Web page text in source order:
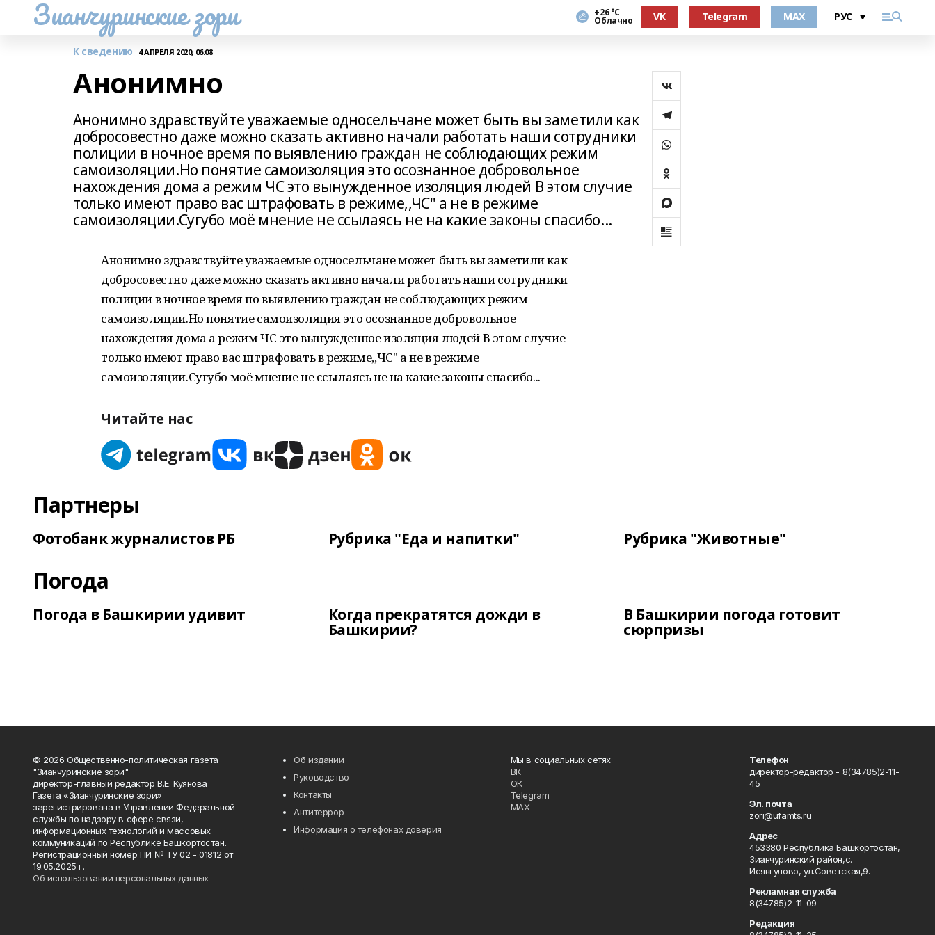
Зианчуринские зори +26 °С
Облачно VK Telegram MAX
К сведению 4 АПРЕЛЯ 2020, 06:08
Анонимно
Анонимно здравствуйте уважаемые односельчане может быть вы заметили как
добросовестно даже можно сказать активно начали работать наши сотрудники
полиции в ночное время по выявлению граждан не соблюдающих режим
самоизоляции.Но понятие самоизоляция это осознанное добровольное
нахождения дома а режим ЧС это вынужденное изоляция людей В этом случие
только имеют право вас штрафовать в режиме,,ЧС" а не в режиме
самоизоляции.Сугубо моё мнение не ссылаясь не на какие законы спасибо...
Анонимно здравствуйте уважаемые односельчане может быть вы заметили как
добросовестно даже можно сказать активно начали работать наши сотрудники
полиции в ночное время по выявлению граждан не соблюдающих режим
самоизоляции.Но понятие самоизоляция это осознанное добровольное
нахождения дома а режим ЧС это вынужденное изоляция людей В этом случие
только имеют право вас штрафовать в режиме,,ЧС" а не в режиме
самоизоляции.Сугубо моё мнение не ссылаясь не на какие законы спасибо...
Читайте нас
Партнеры
Фотобанк журналистов РБ Рубрика "Еда и напитки" Рубрика "Животные"
Погода
Погода в Башкирии удивит Когда прекратятся дожди в
Башкирии?
В Башкирии погода готовит
сюрпризы
© 2026 Общественно-политическая газета
"Зианчуринские зори"
директор-главный редактор В.Е. Куянова
Газета «Зианчуринские зори»
зарегистрирована в Управлении Федеральной
службы по надзору в сфере связи,
информационных технологий и массовых
коммуникаций по Республике Башкортостан.
Регистрационный номер ПИ № ТУ 02 - 01812 от
19.05.2025 г.
Об использовании персональных данных
Об издании
Руководство
Контакты
Антитеррор
Информация о телефонах доверия
Мы в социальных сетях
ВК
ОК
Telegram
MAX
Телефон
директор-редактор - 8(34785)2-11-
45
Эл. почта
zori@ufamts.ru
Адрес
453380 Республика Башкортостан,
Зианчуринский район,с.
Исянгулово, ул.Советская,9.
Рекламная служба
8(34785)2-11-09
Редакция